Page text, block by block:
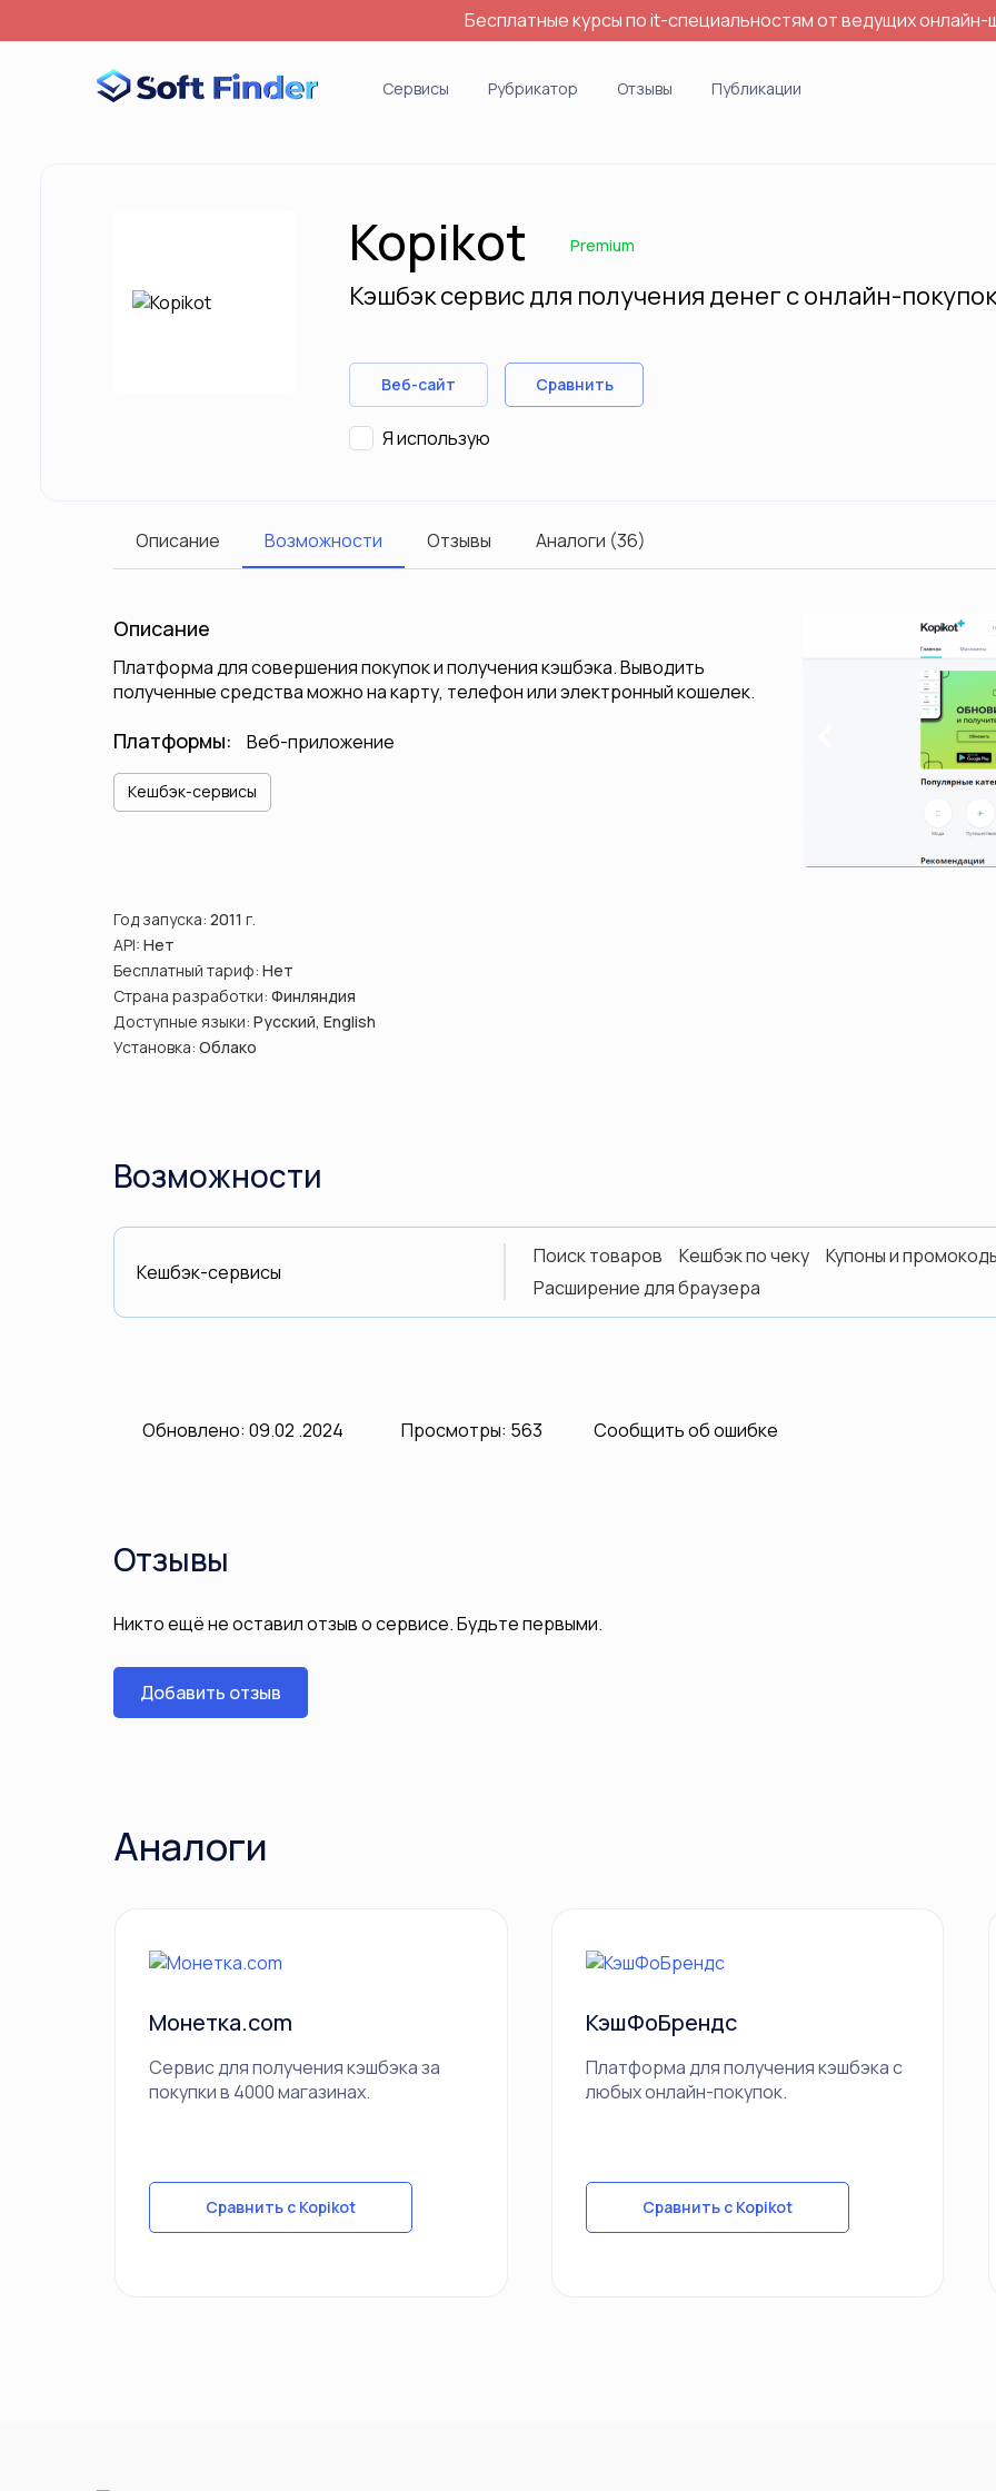
Бесплатные курсы по it-специальностям от ведущих онлайн-
Сервисы Рубрикатор Отзывы Публикации
Войти
Kopikot Premium
Кэшбэк сервис для получения денег с онлайн-покупок
Веб-сайт Сравнить
Я использую
Описание Возможности Отзывы Аналоги (36)
Описание
Платформа для совершения покупок и получения кэшбэка. Выводить
полученные средства можно на карту, телефон или электронный кошелек.
Платформы: Веб-приложение
Кешбэк-сервисы
Год запуска: 2011 г.
API: Нет
Бесплатный тариф: Нет
Страна разработки: Финляндия
Доступные языки: Русский, English
Установка: Облако
Возможности
Кешбэк-сервисы
Поиск товаров Кешбэк по чеку Купоны и
Расширение для браузера
Обновлено: 09.02 .2024 Просмотры: 563 Сообщить об ошибке
Отзывы
Никто ещё не оставил отзыв о сервисе. Будьте первыми.
Добавить отзыв
Аналоги
Монетка.com
Сервис для получения кэшбэка за
покупки в 4000 магазинах.
Сравнить с Kopikot
КэшФоБрендс
Платформа для получения кэшбэка с
любых онлайн-покупок.
Сравнить с Kopikot